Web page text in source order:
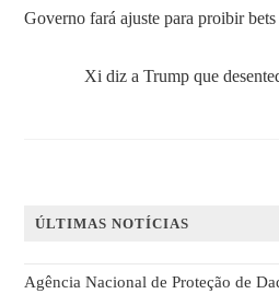
Governo fará ajuste para proibir
Xi diz a Trump que
ÚLTIMAS NOTÍCIAS
Agência Nacional de Proteção de